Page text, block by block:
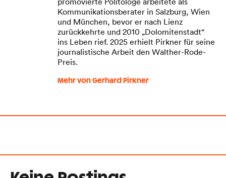
Kommunikationsberater in Salzburg, Wien
und München, bevor er nach Lienz
zurückkehrte und 2010 „Dolomitenstadt“
ins Leben rief. 2025 erhielt Pirkner für seine
journalistische Arbeit den Walther-Rode-
Preis.
Mehr von Gerhard Pirkner